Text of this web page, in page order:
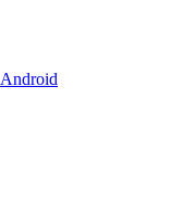
Android